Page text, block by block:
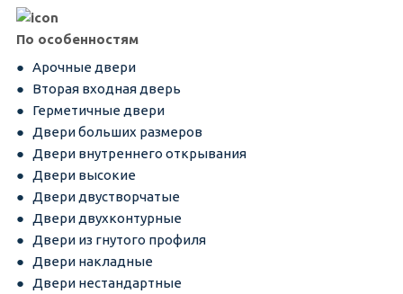
По особенностям
Арочные двери
Вторая входная дверь
Герметичные двери
Двери больших размеров
Двери внутреннего открывания
Двери высокие
Двери двустворчатые
Двери двухконтурные
Двери из гнутого профиля
Двери накладные
Двери нестандартные